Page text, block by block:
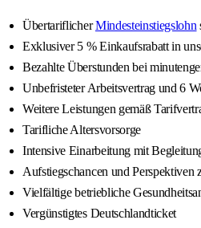
ÜbertariflicherMindesteinstiegslohn
Exklusiver 5 % Einkaufsrabatt in
Bezahlte Überstunden bei
Unbefristeter Arbeitsvertrag und 6
Weitere Leistungen gemäß
Tarifliche Altersvorsorge
Intensive Einarbeitung mit
Aufstiegschancen und Perspektiven
Vielfältige betriebliche
Vergünstigtes Deutschlandticket